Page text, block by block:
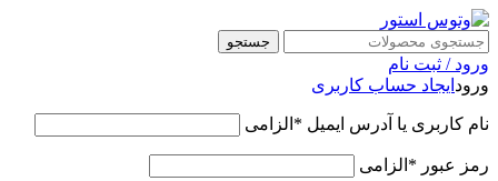
جستجو
ورود / ثبت نام
ورود ایجاد حساب کاربری
نام کاربری یا آدرس ایمیل * الزامی
رمز عبور * الزامی